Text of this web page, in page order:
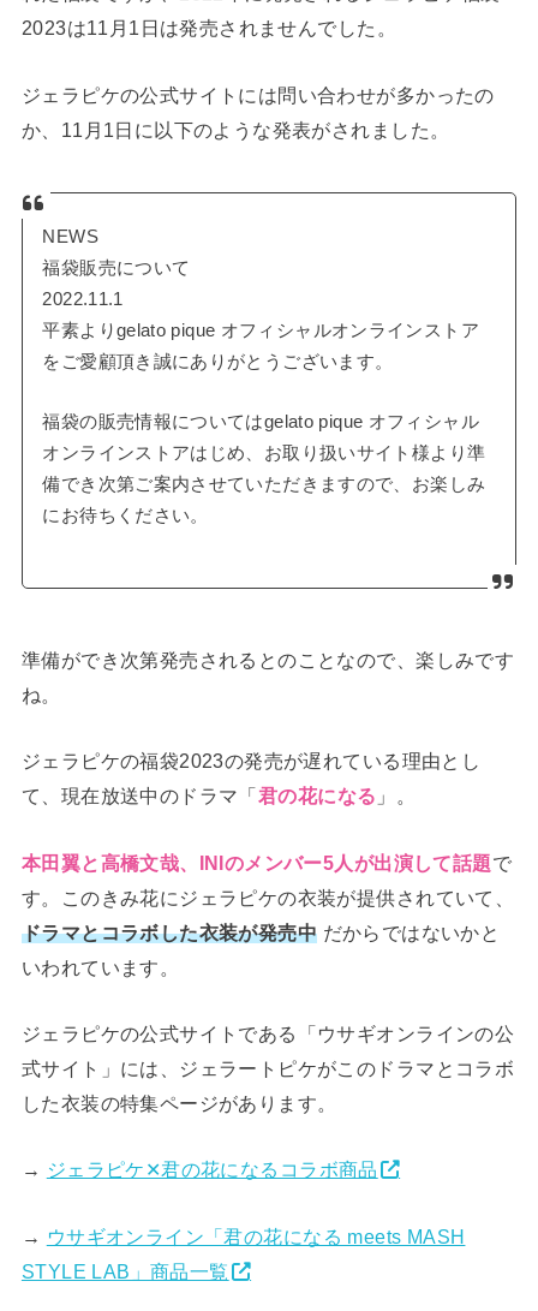
2023は11月1日は発売されませんでした。
ジェラピケの公式サイトには問い合わせが多かったの
か、11月1日に以下のような発表がされました。
NEWS
福袋販売について
2022.11.1
平素よりgelato pique オフィシャルオンラインストア
をご愛顧頂き誠にありがとうございます。
福袋の販売情報についてはgelato pique オフィシャル
オンラインストアはじめ、お取り扱いサイト様より準
備でき次第ご案内させていただきますので、お楽しみ
にお待ちください。
準備ができ次第発売されるとのことなので、楽しみです
ね。
ジェラピケの福袋2023の発売が遅れている理由とし
て、現在放送中のドラマ「 君の花になる 」。
本田翼と高橋文哉、INIのメンバー5人が出演して話題で
す。このきみ花にジェラピケの衣装が提供されていて、
ドラマとコラボした衣装が発売中 だからではないかと
いわれています。
ジェラピケの公式サイトである「ウサギオンラインの公
式サイト」には、ジェラートピケがこのドラマとコラボ
した衣装の特集ページがあります。
→ ジェラピケ✕君の花になるコラボ商品
→ ウサギオンライン「君の花になる meets MASH
STYLE LAB」商品一覧